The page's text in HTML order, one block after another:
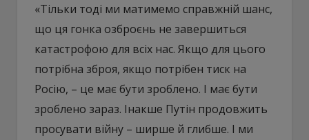
«Тільки тоді ми матимемо справжній шанс,
що ця гонка озброєнь не завершиться
катастрофою для всіх нас. Якщо для цього
потрібна зброя, якщо потрібен тиск на
Росію, – це має бути зроблено. І має бути
зроблено зараз. Інакше Путін продовжить
просувати війну – ширше й глибше. І ми